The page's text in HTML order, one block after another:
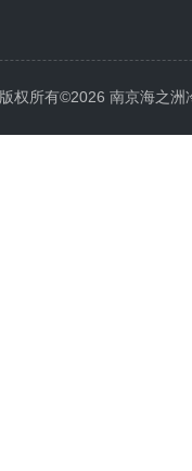
版权所有©2026 南京海之